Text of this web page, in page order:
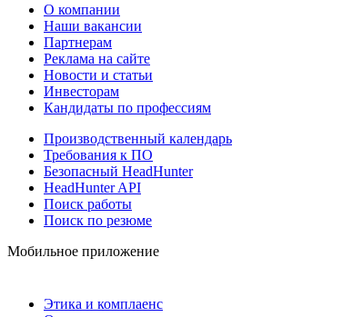
О компании
Наши вакансии
Партнерам
Реклама на сайте
Новости и статьи
Инвесторам
Кандидаты по профессиям
Производственный календарь
Требования к ПО
Безопасный HeadHunter
HeadHunter API
Поиск работы
Поиск по резюме
Мобильное приложение
Этика и комплаенс